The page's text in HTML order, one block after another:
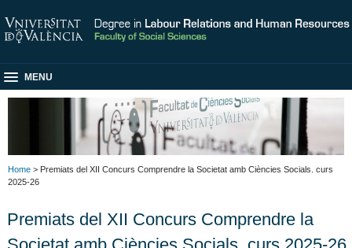
MENU
Home > Premiats del XII Concurs Comprendre la Societat amb Ciències Socials. curs
2025-26
Premiats del XII Concurs Comprendre la